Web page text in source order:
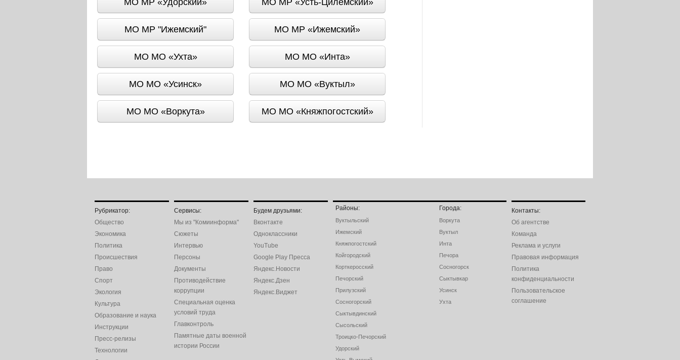
МО МР «Удорский» МО МР «Усть-Цилемский»
МО МР "Ижемский" МО МР «Ижемский»
МО МО «Ухта» МО МО «Инта»
МО МО «Усинск» МО МО «Вуктыл»
МО МО «Воркута» МО МО «Княжпогостский»
Рубрикатор:
Общество
Экономика
Политика
Происшествия
Право
Спорт
Экология
Культура
Образование и наука
Инструкции
Пресс-релизы
Технологии
Сервисы:
Мы из "Комиинформа"
Сюжеты
Интервью
Персоны
Документы
Противодействие
коррупции
Специальная оценка
условий труда
Главконтроль
Памятные даты военной
истории России
Будем друзьями:
Вконтакте
Одноклассники
YouTube
Google Play Пресса
Яндекс.Новости
Яндекс.Дзен
Яндекс.Виджет
Районы:
Вуктыльский
Ижемский
Княжпогостский
Койгородский
Корткеросский
Печорский
Прилузский
Сосногорский
Сыктывдинский
Сысольский
Троицко-Печорский
Удорский
Города:
Воркута
Вуктыл
Инта
Печора
Сосногорск
Сыктывкар
Усинск
Ухта
Контакты:
Об агентстве
Команда
Реклама и услуги
Правовая информация
Политика
конфиденциальности
Пользовательское
соглашение